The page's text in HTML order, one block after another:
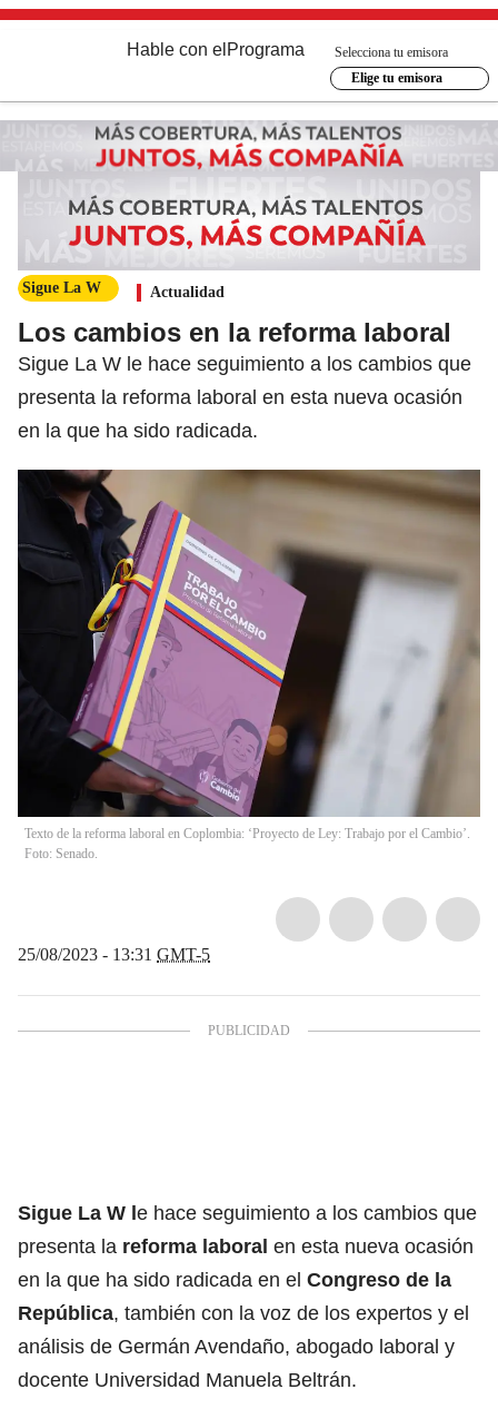
Hable con el Programa
Selecciona tu emisora
Elige tu emisora
Sigue La W Actualidad
Los cambios en la reforma laboral
Sigue La W le hace seguimiento a los cambios que
presenta la reforma laboral en esta nueva ocasión
en la que ha sido radicada.
Texto de la reforma laboral en Coplombia: ‘Proyecto de Ley: Trabajo por el Cambio’.
Foto: Senado.
25/08/2023 - 13:31 GMT-5
Sigue La W le hace seguimiento a los cambios que
presenta la reforma laboral en esta nueva ocasión
en la que ha sido radicada en el Congreso de la
República, también con la voz de los expertos y el
análisis de Germán Avendaño, abogado laboral y
docente Universidad Manuela Beltrán.